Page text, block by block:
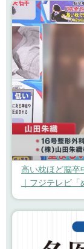
高い枕ほど脳卒
｜フジテレビ